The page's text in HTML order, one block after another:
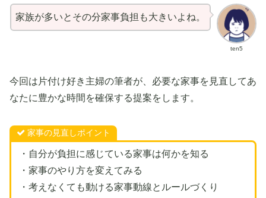
ten5
家族が多いとその分家事負担も大きいよね。
今回は片付け好き主婦の筆者が、必要な家事を見直してあ
なたに豊かな時間を確保する提案をします。
家事の見直しポイント
・自分が負担に感じている家事は何かを知る
・家事のやり方を変えてみる
・考えなくても動ける家事動線とルールづくり